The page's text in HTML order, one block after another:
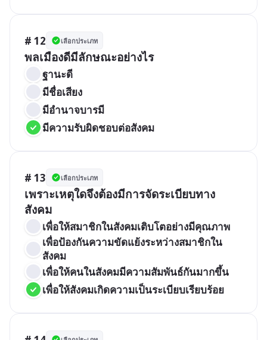
# 12 เลือกประเภท
พลเมืองดีมีลักษณะอย่างไร
ฐานะดี
มีชื่อเสียง
มีอำนาจบารมี
มีความรับผิดชอบต่อสังคม
# 13 เลือกประเภท
เพราะเหตุใดจึงต้องมีการจัดระเบียบทาง
สังคม
เพื่อให้สมาชิกในสังคมเติบโตอย่างมีคุณภาพ
เพื่อป้องกันความขัดแย้งระหว่างสมาชิกใน
สังคม
เพื่อให้คนในสังคมมีความสัมพันธ์กันมากขึ้น
เพื่อให้สังคมเกิดความเป็นระเบียบเรียบร้อย